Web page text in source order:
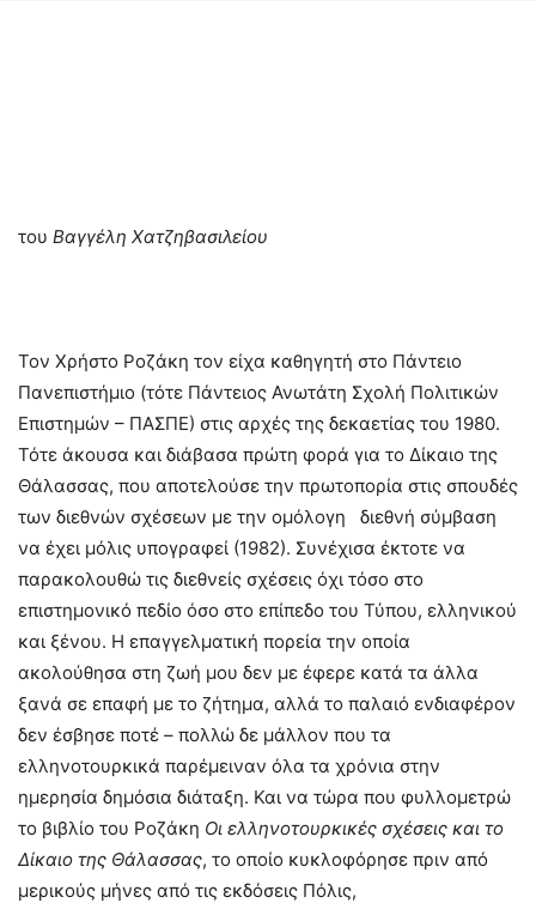
του Βαγγέλη Χατζηβασιλείου
Τον Χρήστο Ροζάκη τον είχα καθηγητή στο Πάντειο
Πανεπιστήμιο (τότε Πάντειος Ανωτάτη Σχολή Πολιτικών
Επιστημών – ΠΑΣΠΕ) στις αρχές της δεκαετίας του 1980.
Τότε άκουσα και διάβασα πρώτη φορά για το Δίκαιο της
Θάλασσας, που αποτελούσε την πρωτοπορία στις σπουδές
των διεθνών σχέσεων με την ομόλογη διεθνή σύμβαση
να έχει μόλις υπογραφεί (1982). Συνέχισα έκτοτε να
παρακολουθώ τις διεθνείς σχέσεις όχι τόσο στο
επιστημονικό πεδίο όσο στο επίπεδο του Τύπου, ελληνικού
και ξένου. Η επαγγελματική πορεία την οποία
ακολούθησα στη ζωή μου δεν με έφερε κατά τα άλλα
ξανά σε επαφή με το ζήτημα, αλλά το παλαιό ενδιαφέρον
δεν έσβησε ποτέ – πολλώ δε μάλλον που τα
ελληνοτουρκικά παρέμειναν όλα τα χρόνια στην
ημερησία δημόσια διάταξη. Και να τώρα που φυλλομετρώ
το βιβλίο του Ροζάκη Οι ελληνοτουρκικές σχέσεις και το
Δίκαιο της Θάλασσας, το οποίο κυκλοφόρησε πριν από
μερικούς μήνες από τις εκδόσεις Πόλις,